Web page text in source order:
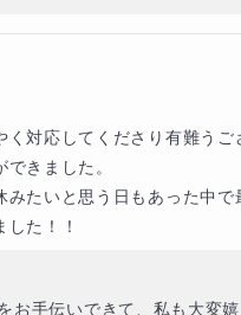
理解できるまで
わからなかった問題も自
ていったのは、その努力の
いただきありがとうござい
！
対応してくださり有難うご
きました。
たいと思う日もあった中で
た！！
お手伝いできて、私も大変